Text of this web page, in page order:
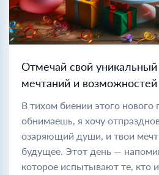
Отмечай свой
мечтаний и возможностей
В тихом биении этого нового
обнимаешь, я хочу
озаряющий души, и твои
будущее. Этот день —
которое испытывают те, кто